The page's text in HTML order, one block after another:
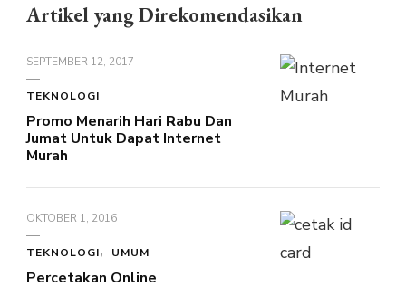
Artikel yang Direkomendasikan
SEPTEMBER 12, 2017
TEKNOLOGI
Promo Menarih Hari Rabu Dan
Jumat Untuk Dapat Internet
Murah
OKTOBER 1, 2016
TEKNOLOGI UMUM
Percetakan Online